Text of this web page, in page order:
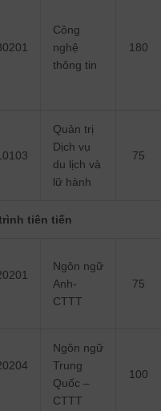
Công
nghệ
thông tin
180
Quản trị
Dịch vụ
du lịch và
lữ hành
75
tiên tiến
Ngôn ngữ
Anh-
CTTT
75
Ngôn ngữ
Trung
Quốc –
CTTT
100